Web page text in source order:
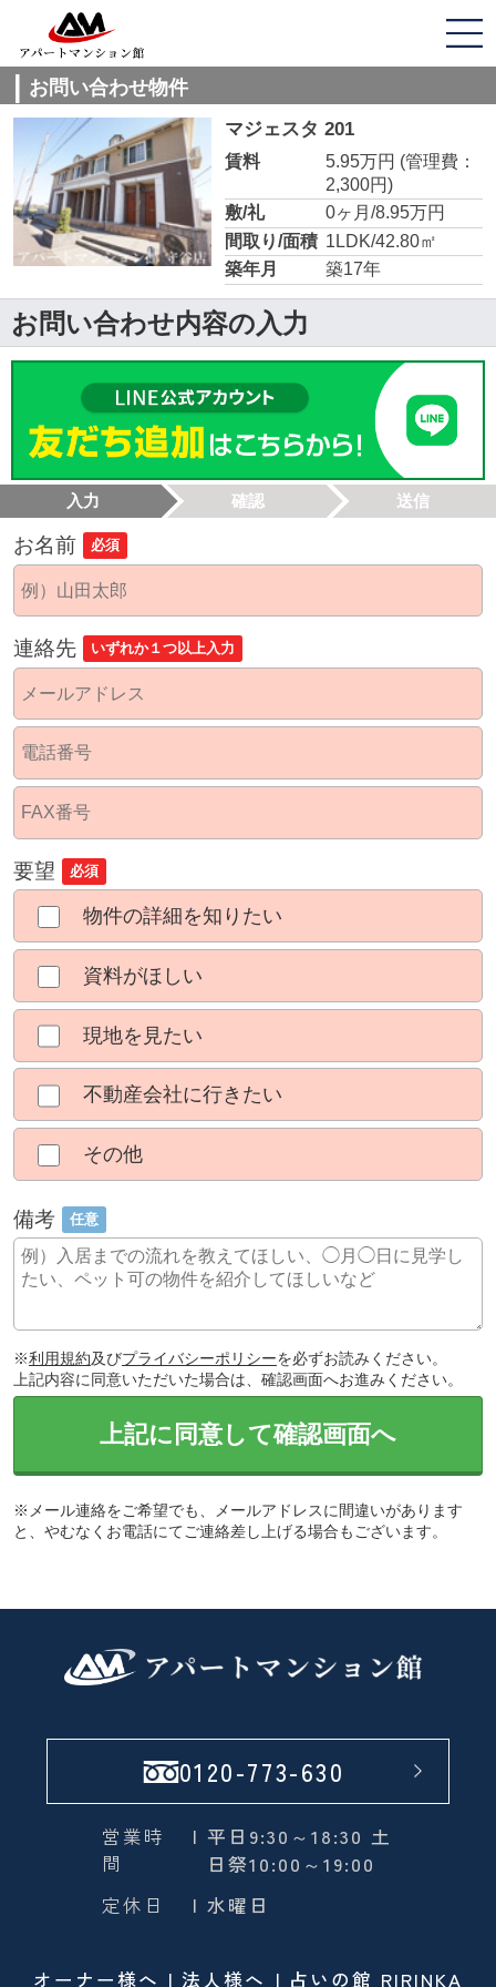
お問い合わせ物件
マジェスタ 201
賃料 5.95万円 (管理費：
2,300円)
敷/礼
0ヶ月/8.95万円
間取り/面積 1LDK/42.80㎡
築年月
築17年
お問い合わせ内容の入力
入力 確認 送信
お名前 必須
連絡先 いずれか１つ以上入力
要望 必須
物件の詳細を知りたい
資料がほしい
現地を見たい
不動産会社に行きたい
その他
備考 任意
※利用規約及びプライバシーポリシーを必ずお読みください。
上記内容に同意いただいた場合は、確認画面へお進みください。
上記に同意して確認画面へ
※メール連絡をご希望でも、メールアドレスに間違いがあります
と、やむなくお電話にてご連絡差し上げる場合もございます。
0120-773-630
営業時
間
| 平日9:30～18:30 土
日祭10:00～19:00
定休日
| 水曜日
オーナー様へ 法人様へ 占いの館 RIRINKA